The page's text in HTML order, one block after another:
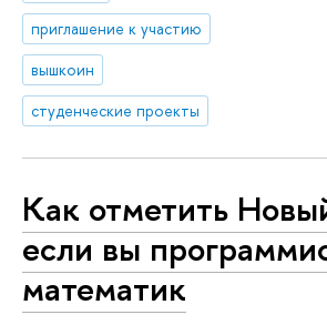
приглашение к участию
вышкоин
студенческие проекты
Как отметить
если вы
математик